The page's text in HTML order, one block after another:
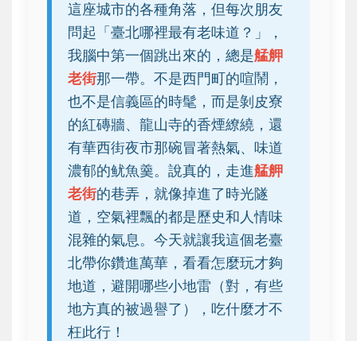
這座城市的各種角落，但每次朋友
問起「臺北哪裡最有老味道？」，
我腦中第一個跳出來的，總是艋舺
老街那一帶。不是西門町的喧鬧，
也不是信義區的時髦，而是剝皮寮
的紅磚牆、龍山寺的香煙繚繞，還
有華西街夜市那碗冒著熱氣、味道
濃郁的鱿魚羹。說真的，走進艋舺
老街的巷弄，就像掉進了時光隧
道，空氣裡飄的都是歷史和人情味
混雜的氣息。今天就讓我這個老臺
北帶你鑽進萬華，看看怎麼玩才夠
地道，避開哪些小地雷（對，有些
地方真的被過譽了），吃什麼才不
枉此行！